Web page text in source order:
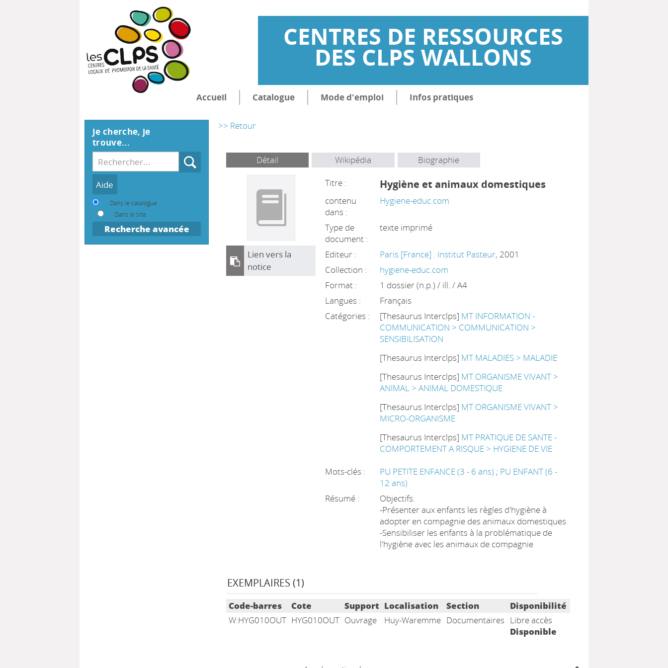
CENTRES DE RESSOURCES
DES CLPS WALLONS
Accueil Catalogue Mode d'emploi Infos pratiques
>> Retour
Détail Wikipédia Biographie
Lien vers la
notice
Titre : Hygiène et animaux domestiques
contenu
dans :
Hygiene-educ.com
Type de
document :
texte imprimé
Editeur : Paris [France] : Institut Pasteur, 2001
Collection :
hygiene-educ.com
Format :
1 dossier (n.p.) / ill. / A4
Langues :
Français
Catégories :
[Thesaurus Interclps] MT INFORMATION -
COMMUNICATION > COMMUNICATION >
SENSIBILISATION
[Thesaurus Interclps] MT MALADIES > MALADIE
[Thesaurus Interclps] MT ORGANISME VIVANT >
ANIMAL > ANIMAL DOMESTIQUE
[Thesaurus Interclps] MT ORGANISME VIVANT >
MICRO-ORGANISME
[Thesaurus Interclps] MT PRATIQUE DE SANTE -
COMPORTEMENT A RISQUE > HYGIENE DE VIE
Mots-clés :
PU PETITE ENFANCE (3 - 6 ans) ; PU ENFANT (6 -
12 ans)
Résumé :
Objectifs:
-Présenter aux enfants les règles d'hygiène à
adopter en compagnie des animaux domestiques
-Sensibiliser les enfants à la problématique de
l'hygiène avec les animaux de compagnie
EXEMPLAIRES (1)
Liste des exemplaires
Code-barres Cote Support Localisation Section
Disponibilité
W:HYG010OUT HYG010OUT Ouvrage Huy-Waremme Documentaires Libre accès
Disponible
Je cherche, je
trouve...
Recherche
Dans le catalogue
Dans le site
Recherche avancée